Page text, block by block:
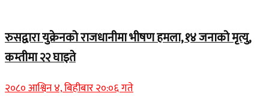
रुसद्वारा युक्रेनको राजधानीमा भीषण हमला, १४ जनाको मृत्यु,
कम्तीमा २२ घाइते
२०८० आश्विन ४, बिहीबार २०:०६ गते